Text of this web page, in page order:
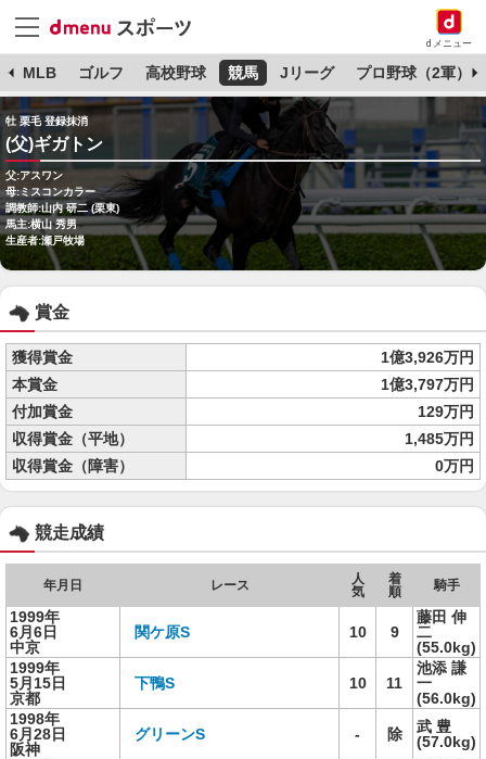
dメニュー
MLB ゴルフ 高校野球 競馬 Jリーグ プロ野球（2軍）
牡 栗毛 登録抹消
(父)ギガトン
父:アスワン
母:ミスコンカラー
調教師:山内 研二 (栗東)
馬主:横山 秀男
生産者:瀬戸牧場
賞金
獲得賞金
1億3,926万円
本賞金
1億3,797万円
付加賞金
129万円
収得賞金（平地）
1,485万円
収得賞金（障害）
0万円
競走成績
年月日 レース
人
気
着
順
騎手
1999年
6月6日
中京
関ケ原S 10 9
藤田 伸
二
(55.0kg)
1999年
5月15日
京都
下鴨S 10 11
池添 謙
一
(56.0kg)
1998年
6月28日
阪神
グリーンS - 除
武 豊
(57.0kg)